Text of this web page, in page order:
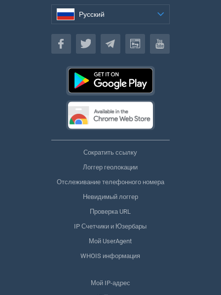
Русский
Русский
Сократить ссылку
Логгер геолокации
Отслеживание телефонного номера
Невидимый логгер
Проверка URL
IP Счетчики и Юзербары
Мой UserAgent
WHOIS информация
Мой IP-адрес